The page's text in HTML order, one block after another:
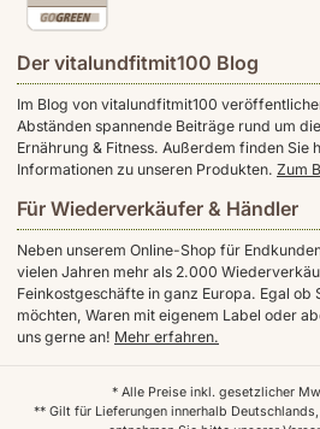
Der vitalundfitmit100 Blog
Im Blog von vitalundfitmit100
Abständen spannende Beiträge rund um
Ernährung & Fitness. Außerdem finden Sie
Informationen zu unseren Produkten. Zum
Für Wiederverkäufer & Händler
Neben unserem Online-Shop für
vielen Jahren mehr als 2.000
Feinkostgeschäfte in ganz Europa. Egal
möchten, Waren mit eigenem Label oder
uns gerne an! Mehr erfahren.
* Alle Preise inkl. gesetzlicher
** Gilt für Lieferungen innerhalb